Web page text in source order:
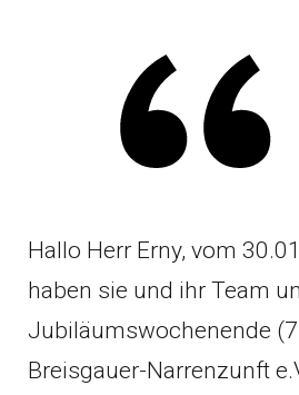
Hallo Herr Erny, vom
haben sie und ihr Team
Jubiläumswochenende
Breisgauer-Narrenzunft